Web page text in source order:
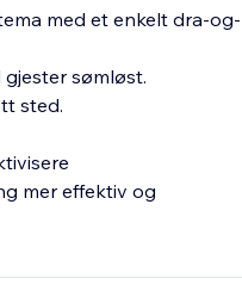
med et enkelt dra-og-
sømløst.
sted.
mer effektiv og